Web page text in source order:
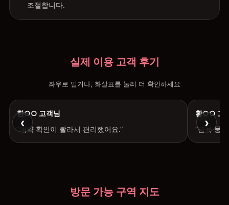
조절합니다.
실제 이용 고객 후기
좌우로 밀거나, 화살표를 눌러 더 확인하세요
‹
한○○ 고객님
“예약 확인이 빨라서 편리했어요.”
황○○ 고
“근육 뭉
›
방문 가능 구역 지도